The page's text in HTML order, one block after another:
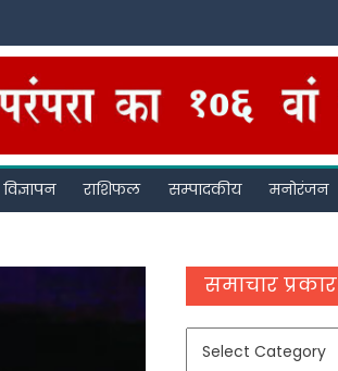
विज्ञापन राशिफल सम्पादकीय मनोरंजन
समाचार प्रकार
समाचार